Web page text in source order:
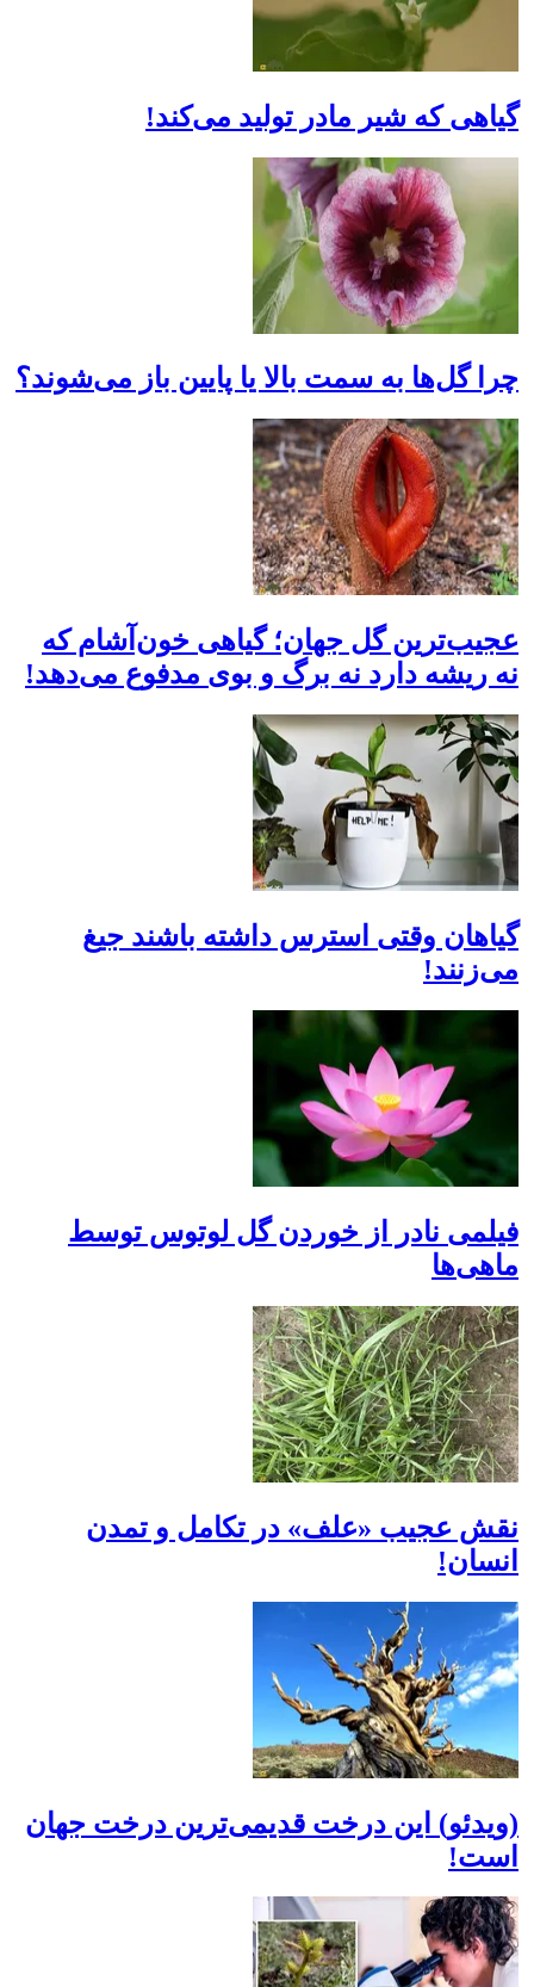
گیاهی که شیر مادر تولید می‌کند!
چرا گل‌ها به سمت بالا یا پایین باز می‌شوند؟
عجیب‌ترین گل جهان؛ گیاهی خون‌آشام که
نه ریشه دارد نه برگ و بوی مدفوع می‌دهد!
گیاهان وقتی استرس داشته باشند جیغ
می‌زنند!
فیلمی نادر از خوردن گل لوتوس توسط
ماهی‌ها
نقش عجیب «علف» در تکامل و تمدن
انسان!
(ویدئو) این درخت قدیمی‌ترین درخت جهان
است!